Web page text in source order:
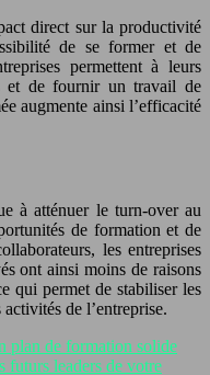
direct sur la productivité
de se former et de
permettent à leurs
et de fournir un travail de
augmente ainsi l’efficacité
à atténuer le turn-over au
de formation et de
les entreprises
ont ainsi moins de raisons
qui permet de stabiliser les
de l’entreprise.
plan de formation solide
futurs leaders de votre